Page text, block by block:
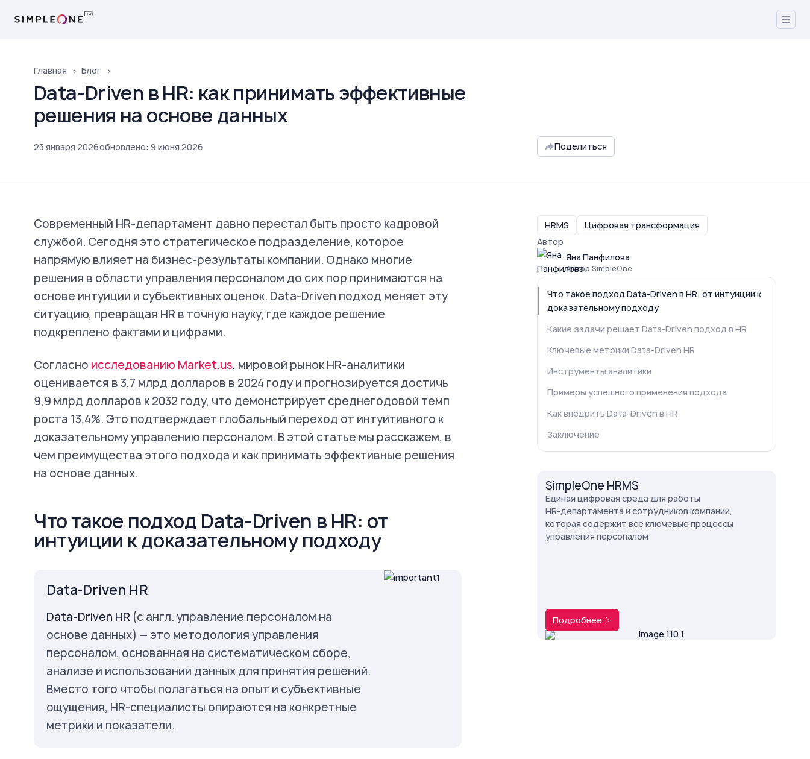
Главная Блог
Data-Driven в HR: как принимать эффективные
решения на основе данных
23 января 2026обновлено: 9 июня 2026 Поделиться
Современный HR-департамент давно перестал быть просто кадровой
службой. Сегодня это стратегическое подразделение, которое
напрямую влияет на бизнес-результаты компании. Однако многие
решения в области управления персоналом до сих пор принимаются на
основе интуиции и субъективных оценок. Data-Driven подход меняет эту
ситуацию, превращая HR в точную науку, где каждое решение
подкреплено фактами и цифрами.
Согласно исследованию Market.us, мировой рынок HR-аналитики
оценивается в 3,7 млрд долларов в 2024 году и прогнозируется достичь
9,9 млрд долларов к 2032 году, что демонстрирует среднегодовой темп
роста 13,4%. Это подтверждает глобальный переход от интуитивного к
доказательному управлению персоналом. В этой статье мы расскажем, в
чем преимущества этого подхода и как принимать эффективные решения
на основе данных.
Что такое подход Data-Driven в HR: от
интуиции к доказательному подходу
Data-Driven HR
Data-Driven HR (с англ. управление персоналом на
основе данных) — это методология управления
персоналом, основанная на систематическом сборе,
анализе и использовании данных для принятия решений.
Вместо того чтобы полагаться на опыт и субъективные
ощущения, HR-специалисты опираются на конкретные
метрики и показатели.
HRMS
Цифровая трансформация
Автор
Яна Панфилова
Автор SimpleOne
Что такое подход Data-Driven в HR: от интуиции к
доказательному подходу
Какие задачи решает Data-Driven подход в HR
Ключевые метрики Data-Driven HR
Инструменты аналитики
Примеры успешного применения подхода
Как внедрить Data-Driven в HR
Заключение
SimpleOne HRMS
Eдиная цифровая среда для работы
HR‑департамента и сотрудников компании,
которая содержит все ключевые процессы
управления персоналом
Подробнее